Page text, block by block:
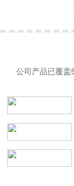
公司产品已覆